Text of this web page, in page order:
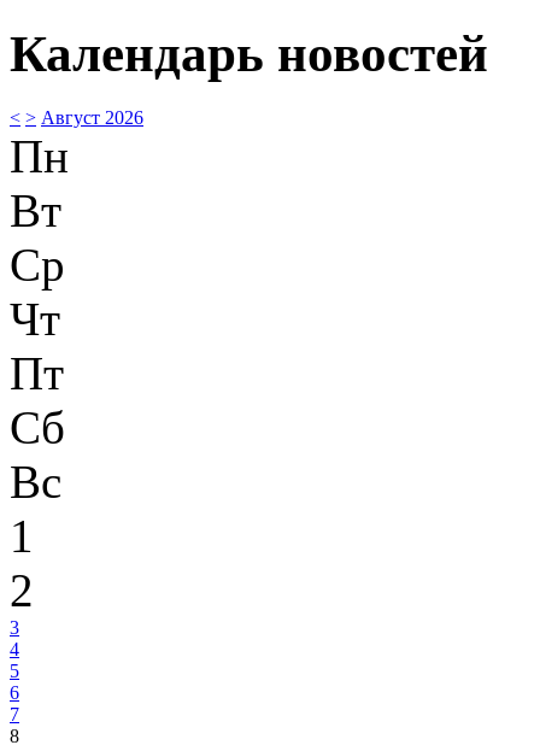
Календарь новостей
< > Август 2026
Пн
Вт
Ср
Чт
Пт
Сб
Вс
1
2
3
4
5
6
7
8